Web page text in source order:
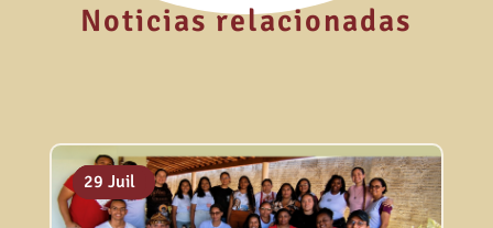
Noticias relacionadas
06 Août
31 Juil
29 Juil